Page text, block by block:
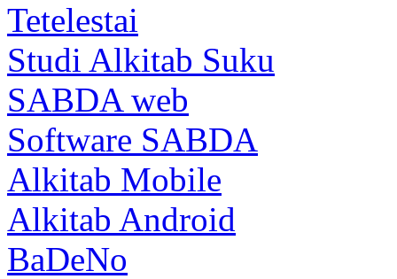
Tetelestai
Studi Alkitab Suku
SABDA web
Software SABDA
Alkitab Mobile
Alkitab Android
BaDeNo